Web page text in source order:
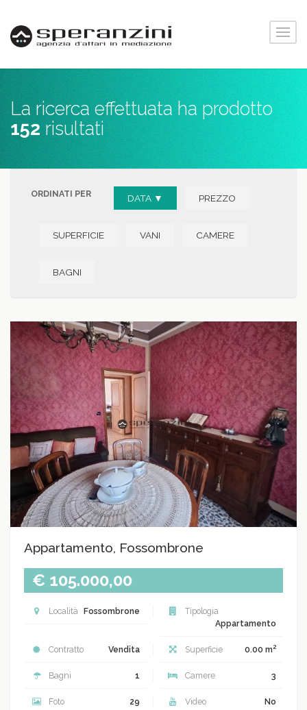
La ricerca effettuata ha prodotto
152 risultati
ORDINATI PER DATA ▼ PREZZO
SUPERFICIE VANI CAMERE
BAGNI
Appartamento, Fossombrone
€ 105.000,00
Località Fossombrone
Tipologia
Appartamento
Contratto Vendita Superficie 0.00 m2
Bagni 1 Camere 3
Foto 29 Video No